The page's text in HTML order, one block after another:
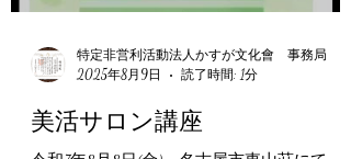
特定非営利活動法人かすが文化會 事務局
2025年8月9日
読了時間: 1分